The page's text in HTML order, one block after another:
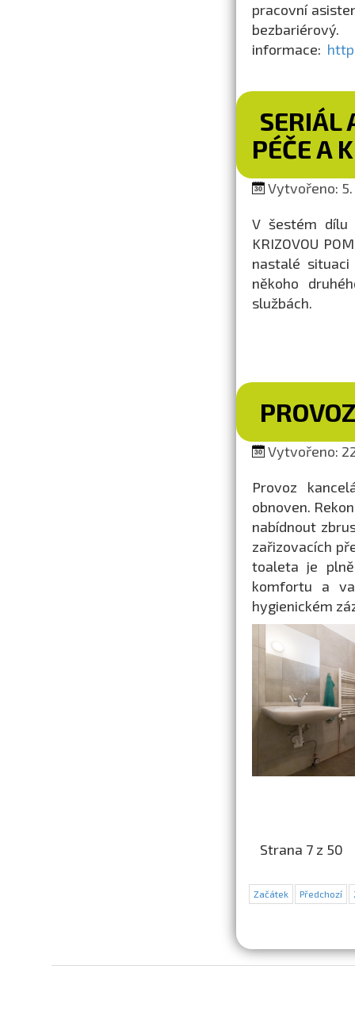
pracovní
informace:
SERIÁL
PÉČE A
Vytvořeno: 5.
V šestém dílu
KRIZOVOU
nastalé
někoho
službách.
Vytvořeno:
Provoz
obnoven.
nabídnout
zařizovacích
toaleta je
komfortu a
hygienickém
Strana 7 z 50
Začátek Předchozí